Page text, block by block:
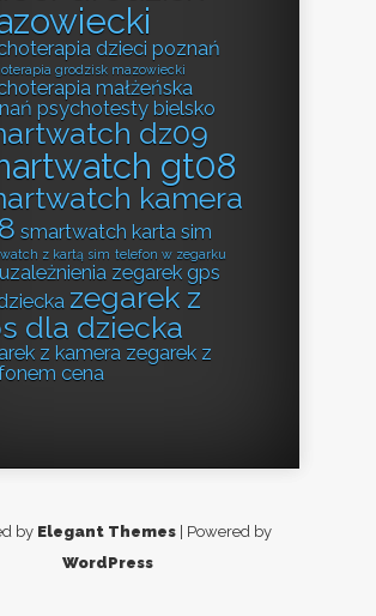
dzieci poznań
grodzisk mazowiecki
małżeńska
psychotesty bielsko
dz09
gt08
kamera
smartwatch karta sim
z kartą sim telefon w zegarku
uzależnienia zegarek gps
zegarek z
dla dziecka
z kamera zegarek z
cena
by Elegant Themes | Powered by
WordPress